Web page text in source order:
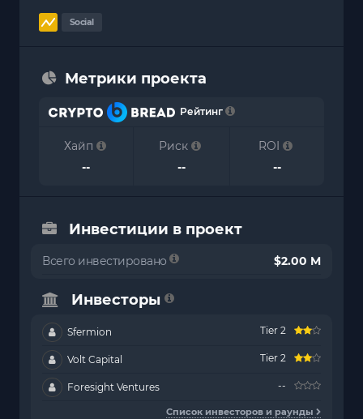
Social
Метрики проекта
Рейтинг
Хайп
--
Риск
--
ROI
--
Инвестиции в проект
Всего инвестировано $2.00 M
Инвесторы
Sfermion Tier 2
Volt Capital Tier 2
Foresight Ventures --
Список инвесторов и раунды